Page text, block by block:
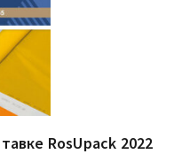
RosUpack 2022